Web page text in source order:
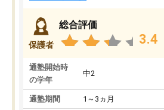
保護者
総合評価
3.4
通塾開始時
の学年
中2
通塾期間 1～3ヵ月